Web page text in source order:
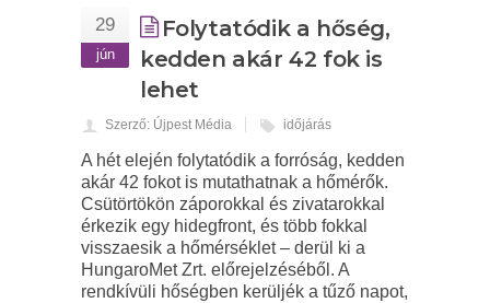
29
jún
Folytatódik a hőség,
kedden akár 42 fok is
lehet
Szerző: Újpest Média időjárás
A hét elején folytatódik a forróság, kedden
akár 42 fokot is mutathatnak a hőmérők.
Csütörtökön záporokkal és zivatarokkal
érkezik egy hidegfront, és több fokkal
visszaesik a hőmérséklet – derül ki a
HungaroMet Zrt. előrejelzéséből. A
rendkívüli hőségben kerüljék a tűző napot,